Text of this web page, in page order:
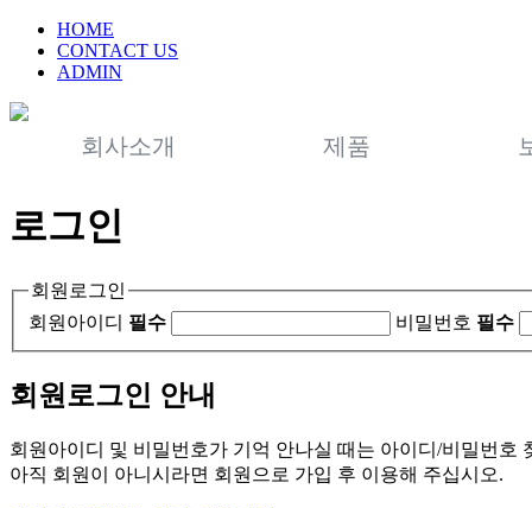
HOME
CONTACT US
ADMIN
회사소개 제품
로그인
회원로그인
회원아이디 필수 비밀번호 필수
회원로그인 안내
회원아이디 및 비밀번호가 기억 안나실 때는 아이디/비밀번호
아직 회원이 아니시라면 회원으로 가입 후 이용해 주십시오.